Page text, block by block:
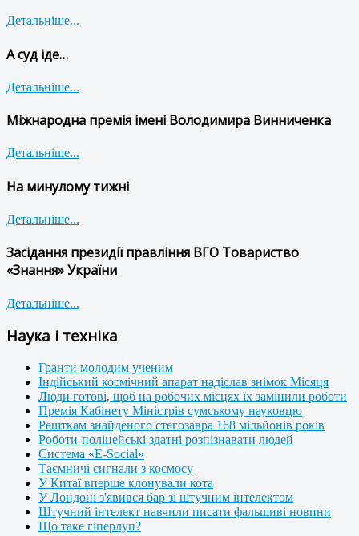
Детальніше...
А суд іде…
Детальніше...
Міжнародна премія імені Володимира Винниченка
Детальніше...
На минулому тижні
Детальніше...
Засідання президії правління ВГО Товариство
«Знання» України
Детальніше...
Наука і техніка
Гранти молодим ученим
Індійський космічний апарат надіслав знімок Місяця
Люди готові, щоб на робочих місцях їх замінили роботи
Премія Кабінету Міністрів сумському науковцю
Решткам знайденого стегозавра 168 мільйонів років
Роботи-поліцейські здатні розпізнавати людей
Система «E-Social»
Таємничі сигнали з космосу
У Китаї вперше клонували кота
У Лондоні з'явився бар зі штучним інтелектом
Штучний інтелект навчили писати фальшиві новини
Що таке гіперлуп?